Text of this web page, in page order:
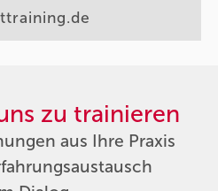
zu trainieren
aus Ihre Praxis